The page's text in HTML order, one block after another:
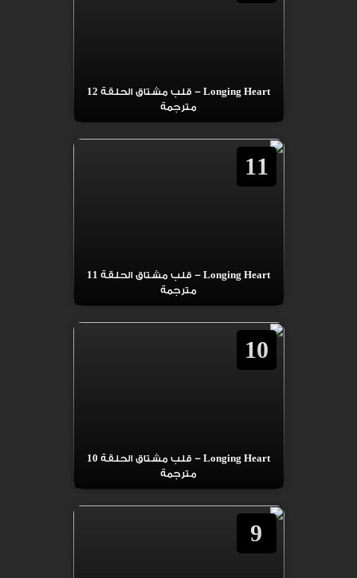
Longing Heart – قلب مشتاق الحلقة 12
مترجمة
11
Longing Heart – قلب مشتاق الحلقة 11
مترجمة
10
Longing Heart – قلب مشتاق الحلقة 10
مترجمة
9